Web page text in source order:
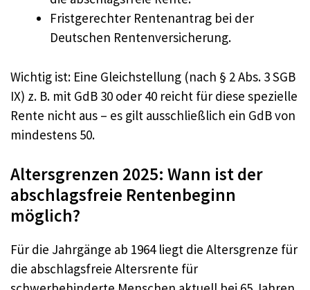
Fristgerechter Rentenantrag bei der
Deutschen Rentenversicherung.
Wichtig ist: Eine Gleichstellung (nach § 2 Abs. 3 SGB
IX) z. B. mit GdB 30 oder 40 reicht für diese spezielle
Rente nicht aus – es gilt ausschließlich ein GdB von
mindestens 50.
Altersgrenzen 2025: Wann ist der
abschlagsfreie Rentenbeginn
möglich?
Für die Jahrgänge ab 1964 liegt die Altersgrenze für
die abschlagsfreie Altersrente für